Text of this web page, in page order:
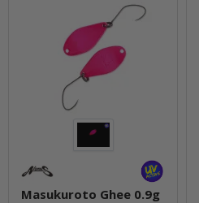
Masukuroto Ghee 0.9g